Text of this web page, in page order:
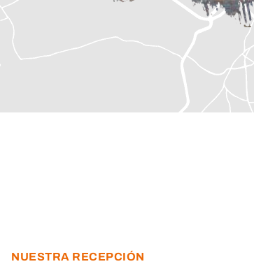
NUESTRA RECEPCIÓN